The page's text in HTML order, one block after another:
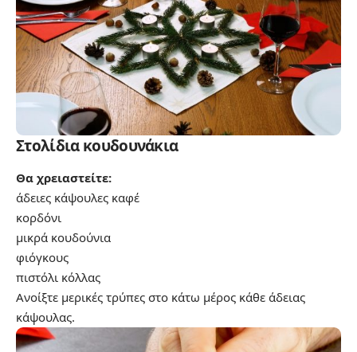
Στολίδια κουδουνάκια
Θα χρειαστείτε:
άδειες κάψουλες καφέ
κορδόνι
μικρά κουδούνια
φιόγκους
πιστόλι κόλλας
Ανοίξτε μερικές τρύπες στο κάτω μέρος κάθε άδειας
κάψουλας.